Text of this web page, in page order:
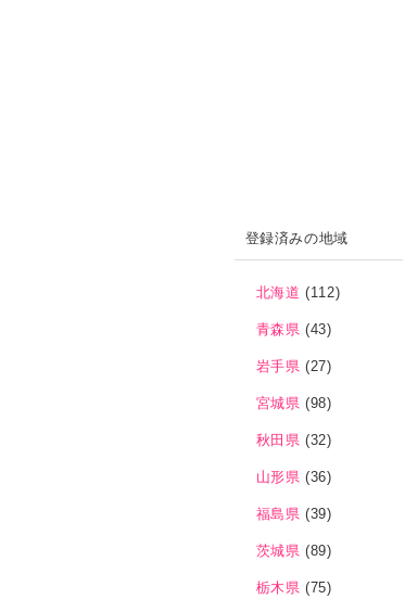
登録済みの地域
北海道 (112)
青森県 (43)
岩手県 (27)
宮城県 (98)
秋田県 (32)
山形県 (36)
福島県 (39)
茨城県 (89)
栃木県 (75)